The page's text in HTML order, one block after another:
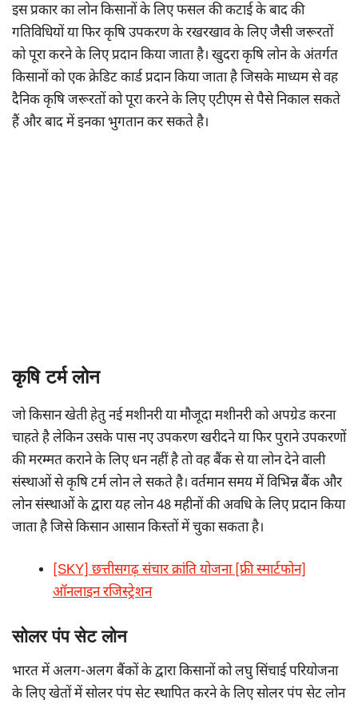
इस प्रकार का लोन किसानों के लिए फसल की कटाई के बाद की
गतिविधियों या फिर कृषि उपकरण के रखरखाव के लिए जैसी जरूरतों
को पूरा करने के लिए प्रदान किया जाता है। खुदरा कृषि लोन के अंतर्गत
किसानों को एक क्रेडिट कार्ड प्रदान किया जाता है जिसके माध्यम से वह
दैनिक कृषि जरूरतों को पूरा करने के लिए एटीएम से पैसे निकाल सकते
हैं और बाद में इनका भुगतान कर सकते है।
कृषि टर्म लोन
जो किसान खेती हेतु नई मशीनरी या मौजूदा मशीनरी को अपग्रेड करना
चाहते है लेकिन उसके पास नए उपकरण खरीदने या फिर पुराने उपकरणों
की मरम्मत कराने के लिए धन नहीं है तो वह बैंक से या लोन देने वाली
संस्थाओं से कृषि टर्म लोन ले सकते है। वर्तमान समय में विभिन्न बैंक और
लोन संस्थाओं के द्वारा यह लोन 48 महीनों की अवधि के लिए प्रदान किया
जाता है जिसे किसान आसान किस्तों में चुका सकता है।
[SKY] छत्तीसगढ़ संचार क्रांति योजना [फ्री स्मार्टफोन]
ऑनलाइन रजिस्ट्रेशन
सोलर पंप सेट लोन
भारत में अलग-अलग बैंकों के द्वारा किसानों को लघु सिंचाई परियोजना
के लिए खेतों में सोलर पंप सेट स्थापित करने के लिए सोलर पंप सेट लोन